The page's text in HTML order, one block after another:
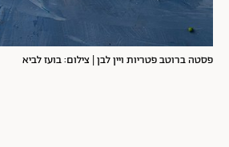
פסטה ברוטב פטריות ויין לבן | צילום: בועז לביא